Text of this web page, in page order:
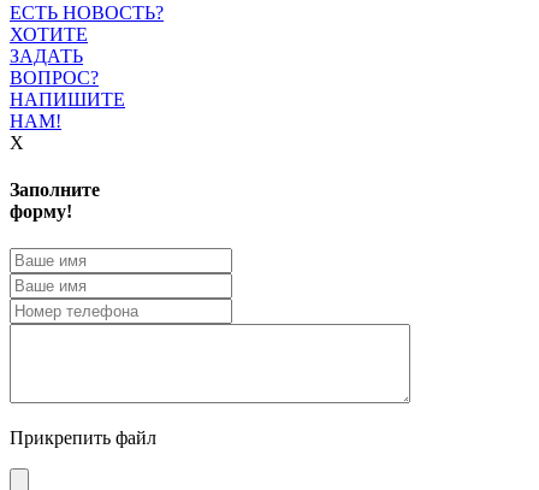
ЕСТЬ НОВОСТЬ?
ХОТИТЕ
ЗАДАТЬ
ВОПРОС?
НАПИШИТЕ
НАМ!
X
Заполните
форму!
Прикрепить файл